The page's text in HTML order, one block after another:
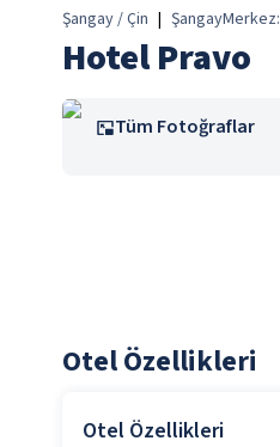
Şangay / Çin | ŞangayMerkez:
Hotel Pravo
Tüm Fotoğraflar
Otel Özellikleri
Otel Özellikleri